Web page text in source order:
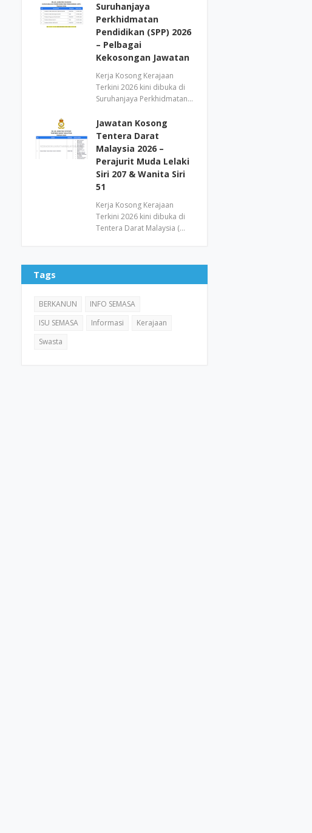
Suruhanjaya
Perkhidmatan
Pendidikan (SPP) 2026
– Pelbagai
Kekosongan Jawatan
Kerja Kosong Kerajaan
Terkini 2026 kini dibuka di
Suruhanjaya Perkhidmatan…
Jawatan Kosong
Tentera Darat
Malaysia 2026 –
Perajurit Muda Lelaki
Siri 207 & Wanita Siri
51
Kerja Kosong Kerajaan
Terkini 2026 kini dibuka di
Tentera Darat Malaysia (…
Tags
BERKANUN
INFO SEMASA
ISU SEMASA
Informasi
Kerajaan
Swasta